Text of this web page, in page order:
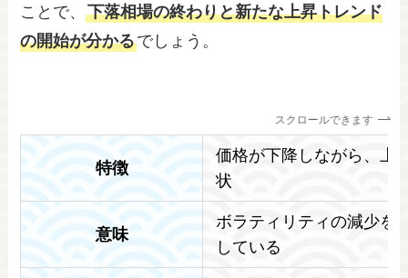
ことで、下落相場の終わりと新たな上昇トレンド
の開始が分かるでしょう。
スクロールできます
特徴
価格が下降しながら、上
状
意味
ボラティリティの減少を
している